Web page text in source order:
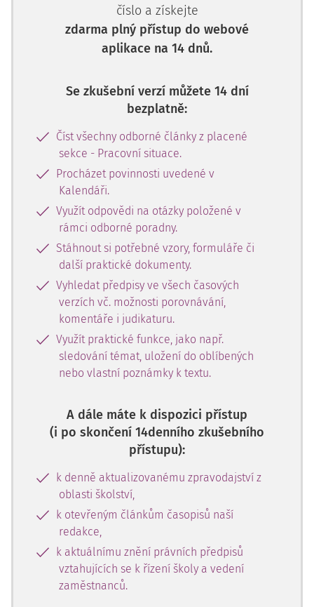
číslo a získejte
zdarma plný přístup do webové
aplikace na 14 dnů.
Se zkušební verzí můžete 14 dní
bezplatně:
Číst všechny odborné články z placené
sekce - Pracovní situace.
Procházet povinnosti uvedené v
Kalendáři.
Využít odpovědi na otázky položené v
rámci odborné poradny.
Stáhnout si potřebné vzory, formuláře či
další praktické dokumenty.
Vyhledat předpisy ve všech časových
verzích vč. možnosti porovnávání,
komentáře i judikaturu.
Využít praktické funkce, jako např.
sledování témat, uložení do oblíbených
nebo vlastní poznámky k textu.
A dále máte k dispozici přístup
(i po skončení 14denního zkušebního
přístupu):
k denně aktualizovanému zpravodajství z
oblasti školství,
k otevřeným článkům časopisů naší
redakce,
k aktuálnímu znění právních předpisů
vztahujících se k řízení školy a vedení
zaměstnanců.